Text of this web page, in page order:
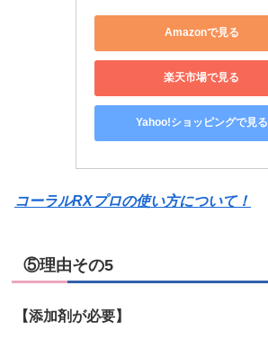
Amazonで見る
楽天市場で見る
Yahoo!ショッピングで見る
コーラルRXプロの使い方について！
⑤理由その5
【添加剤が必要】